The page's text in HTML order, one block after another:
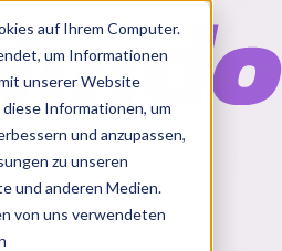
auf Ihrem Computer.
um Informationen
unserer Website
Informationen, um
und anzupassen,
zu unseren
und anderen Medien.
von uns verwendeten
Pakete